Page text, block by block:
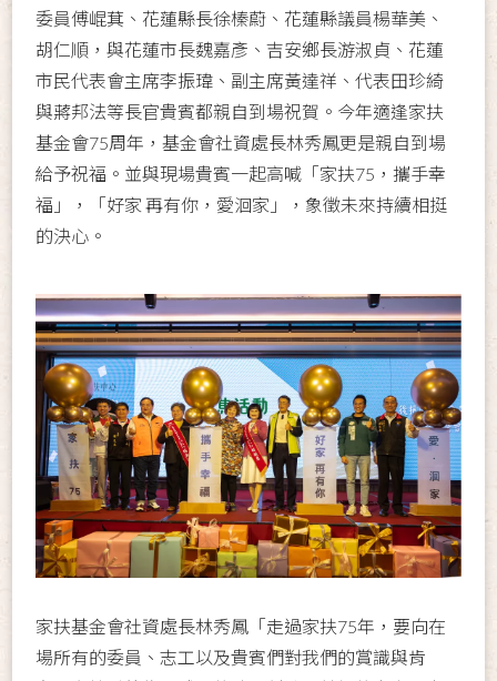
委員傅崐萁、花蓮縣長徐榛蔚、花蓮縣議員楊華美、
胡仁順，與花蓮市長魏嘉彥、吉安鄉長游淑貞、花蓮
市民代表會主席李振瑋、副主席黃達祥、代表田珍綺
與蔣邦法等長官貴賓都親自到場祝賀。今年適逢家扶
基金會75周年，基金會社資處長林秀鳳更是親自到場
給予祝福。並與現場貴賓一起高喊「家扶75，攜手幸
福」，「好家 再有你，愛洄家」，象徵未來持續相挺
的決心。
家扶基金會社資處長林秀鳳「走過家扶75年，要向在
場所有的委員、志工以及貴賓們對我們的賞識與肯